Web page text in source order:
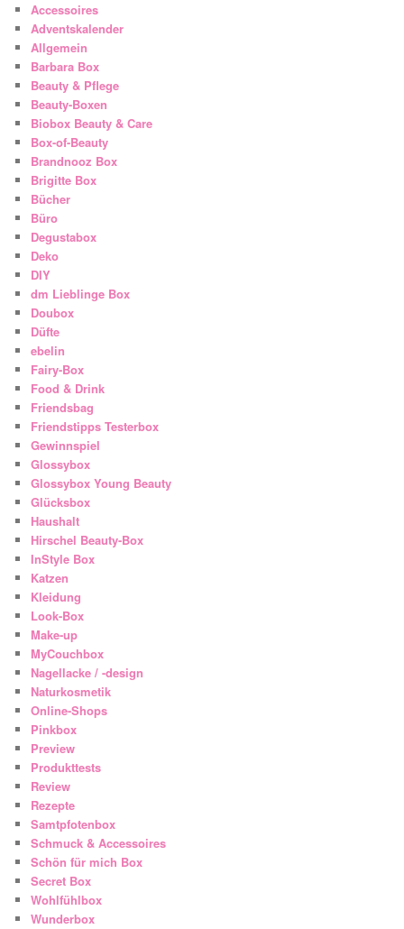
Accessoires
Adventskalender
Allgemein
Barbara Box
Beauty & Pflege
Beauty-Boxen
Biobox Beauty & Care
Box-of-Beauty
Brandnooz Box
Brigitte Box
Bücher
Büro
Degustabox
Deko
DIY
dm Lieblinge Box
Doubox
Düfte
ebelin
Fairy-Box
Food & Drink
Friendsbag
Friendstipps Testerbox
Gewinnspiel
Glossybox
Glossybox Young Beauty
Glücksbox
Haushalt
Hirschel Beauty-Box
InStyle Box
Katzen
Kleidung
Look-Box
Make-up
MyCouchbox
Nagellacke / -design
Naturkosmetik
Online-Shops
Pinkbox
Preview
Produkttests
Review
Rezepte
Samtpfotenbox
Schmuck & Accessoires
Schön für mich Box
Secret Box
Wohlfühlbox
Wunderbox